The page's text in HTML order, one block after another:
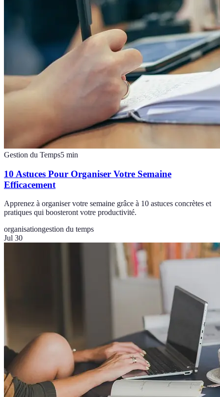
Gestion du Temps5 min
10 Astuces Pour Organiser Votre Semaine
Efficacement
Apprenez à organiser votre semaine grâce à 10 astuces concrètes et
pratiques qui boosteront votre productivité.
organisationgestion du temps
Jul 30